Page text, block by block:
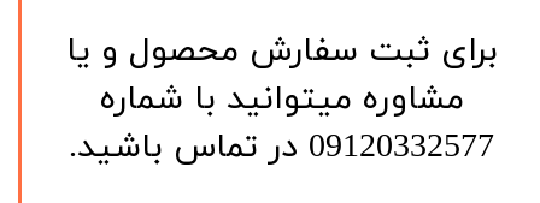
​برای ثبت سفارش محصول و یا
مشاوره میتوانید با شماره
09120332577 در تماس باشید.